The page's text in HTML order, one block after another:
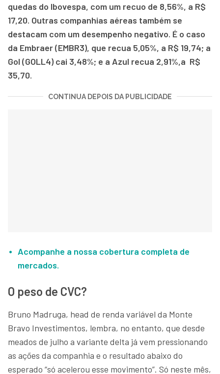
quedas do Ibovespa, com um recuo de 8,56%, a R$
17,20. Outras companhias aéreas também se
destacam com um desempenho negativo. É o caso
da Embraer (EMBR3), que recua 5,05%, a R$ 19,74; a
Gol (GOLL4) cai 3,48%; e a Azul recua 2,91%,a R$
35,70.
CONTINUA DEPOIS DA PUBLICIDADE
Acompanhe a nossa cobertura completa de
mercados.
O peso de CVC?
Bruno Madruga, head de renda variável da Monte
Bravo Investimentos, lembra, no entanto, que desde
meados de julho a variante delta já vem pressionando
as ações da companhia e o resultado abaixo do
esperado “só acelerou esse movimento”. Só neste mês,